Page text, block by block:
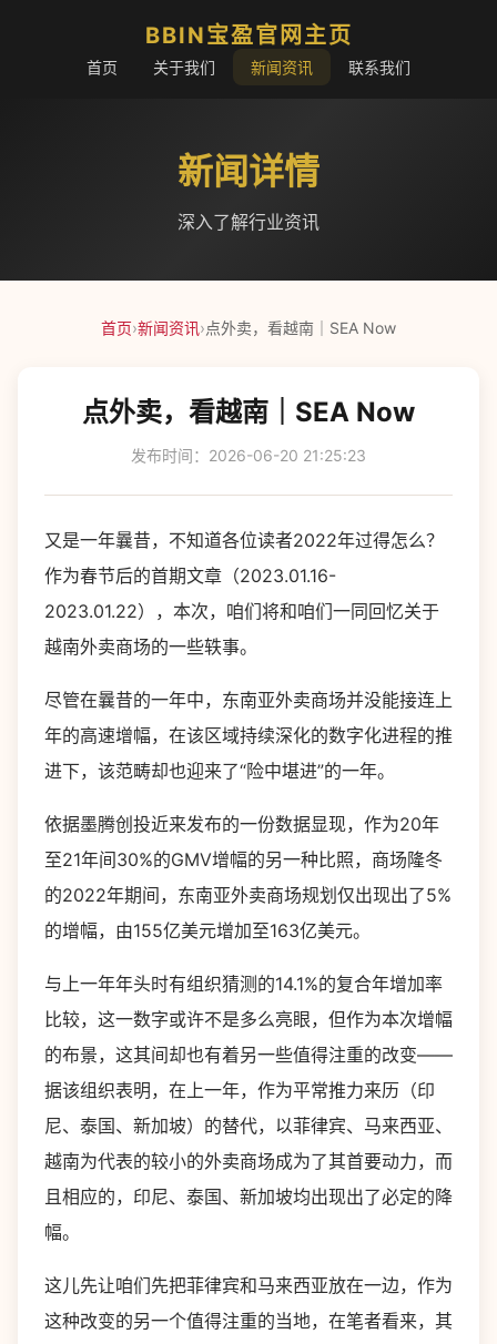
BBIN宝盈官网主页
首页 关于我们 新闻资讯 联系我们
新闻详情
深入了解行业资讯
首页›新闻资讯›点外卖，看越南｜SEA Now
点外卖，看越南｜SEA Now
发布时间：2026-06-20 21:25:23
又是一年曩昔，不知道各位读者2022年过得怎么？
作为春节后的首期文章（2023.01.16-
2023.01.22），本次，咱们将和咱们一同回忆关于
越南外卖商场的一些轶事。
尽管在曩昔的一年中，东南亚外卖商场并没能接连上
年的高速增幅，在该区域持续深化的数字化进程的推
进下，该范畴却也迎来了“险中堪进”的一年。
依据墨腾创投近来发布的一份数据显现，作为20年
至21年间30%的GMV增幅的另一种比照，商场隆冬
的2022年期间，东南亚外卖商场规划仅出现出了5%
的增幅，由155亿美元增加至163亿美元。
与上一年年头时有组织猜测的14.1%的复合年增加率
比较，这一数字或许不是多么亮眼，但作为本次增幅
的布景，这其间却也有着另一些值得注重的改变——
据该组织表明，在上一年，作为平常推力来历（印
尼、泰国、新加坡）的替代，以菲律宾、马来西亚、
越南为代表的较小的外卖商场成为了其首要动力，而
且相应的，印尼、泰国、新加坡均出现出了必定的降
幅。
这儿先让咱们先把菲律宾和马来西亚放在一边，作为
这种改变的另一个值得注重的当地，在笔者看来，其